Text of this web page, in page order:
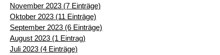
November 2023 (7 Einträge)
Oktober 2023 (11 Einträge)
September 2023 (6 Einträge)
August 2023 (1 Eintrag)
Juli 2023 (4 Einträge)